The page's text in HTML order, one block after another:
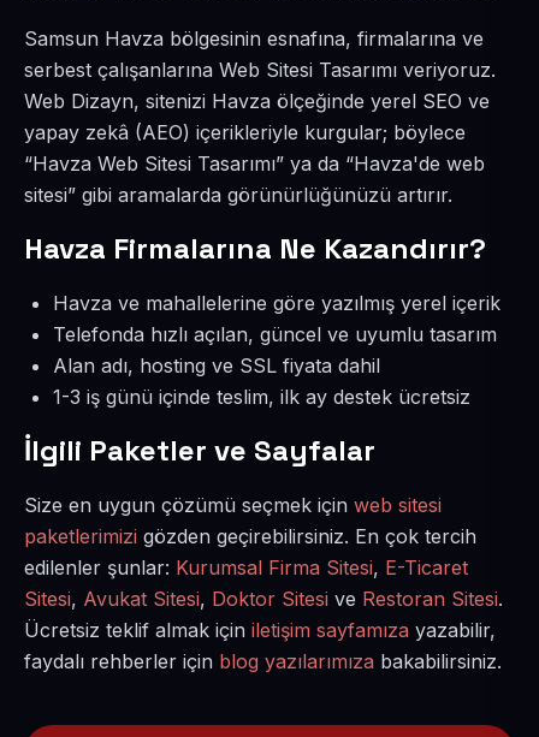
Samsun Havza bölgesinin esnafına, firmalarına ve
serbest çalışanlarına Web Sitesi Tasarımı veriyoruz.
Web Dizayn, sitenizi Havza ölçeğinde yerel SEO ve
yapay zekâ (AEO) içerikleriyle kurgular; böylece
“Havza Web Sitesi Tasarımı” ya da “Havza'de web
sitesi” gibi aramalarda görünürlüğünüzü artırır.
Havza Firmalarına Ne Kazandırır?
Havza ve mahallelerine göre yazılmış yerel içerik
Telefonda hızlı açılan, güncel ve uyumlu tasarım
Alan adı, hosting ve SSL fiyata dahil
1-3 iş günü içinde teslim, ilk ay destek ücretsiz
İlgili Paketler ve Sayfalar
Size en uygun çözümü seçmek için web sitesi
paketlerimizi gözden geçirebilirsiniz. En çok tercih
edilenler şunlar: Kurumsal Firma Sitesi, E-Ticaret
Sitesi, Avukat Sitesi, Doktor Sitesi ve Restoran Sitesi.
Ücretsiz teklif almak için iletişim sayfamıza yazabilir,
faydalı rehberler için blog yazılarımıza bakabilirsiniz.